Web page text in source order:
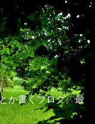
か書くブログ。最